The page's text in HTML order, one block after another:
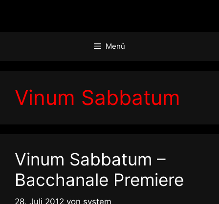
Menü
Vinum Sabbatum
Vinum Sabbatum –
Bacchanale Premiere
28. Juli 2012 von system